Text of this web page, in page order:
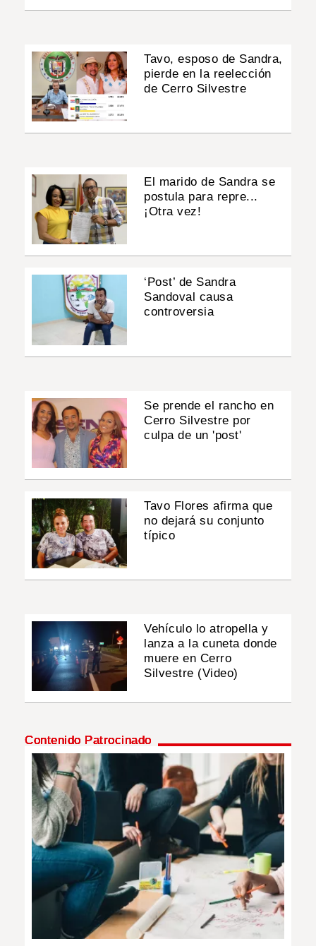
Tavo, esposo de Sandra,
pierde en la reelección
de Cerro Silvestre
El marido de Sandra se
postula para repre...
¡Otra vez!
‘Post’ de Sandra
Sandoval causa
controversia
Se prende el rancho en
Cerro Silvestre por
culpa de un 'post'
Tavo Flores afirma que
no dejará su conjunto
típico
Vehículo lo atropella y
lanza a la cuneta donde
muere en Cerro
Silvestre (Video)
Contenido Patrocinado